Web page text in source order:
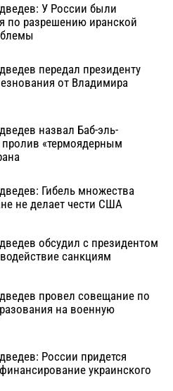
У России были
по разрешению иранской
передал президенту
от Владимира
назвал Баб-эль-
«термоядерным
Гибель множества
не делает чести США
обсудил с президентом
санкциям
провел совещание по
на военную
России придется
украинского